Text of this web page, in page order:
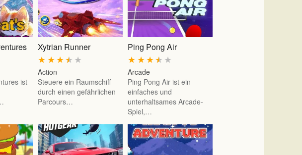
ist
Xytrian Runner
★
★
★
★
★
Action
Steuere ein Raumschiff
durch einen gefährlichen
Parcours…
Ping Pong Air
★
★
★
★
★
Arcade
Ping Pong Air ist ein
einfaches und
unterhaltsames Arcade-
Spiel,…